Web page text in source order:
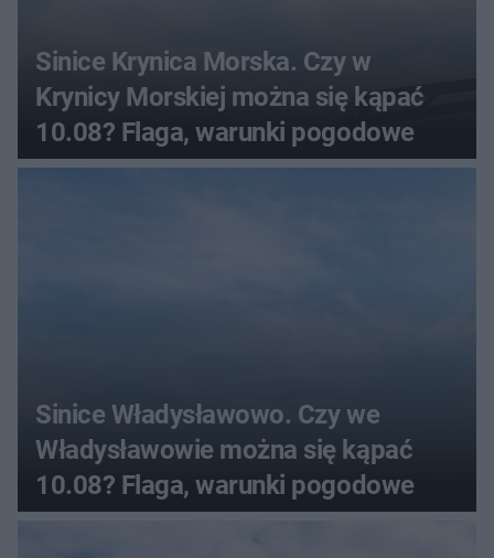
Sinice Krynica Morska. Czy w
Krynicy Morskiej można się kąpać
10.08? Flaga, warunki pogodowe
Sinice Władysławowo. Czy we
Władysławowie można się kąpać
10.08? Flaga, warunki pogodowe